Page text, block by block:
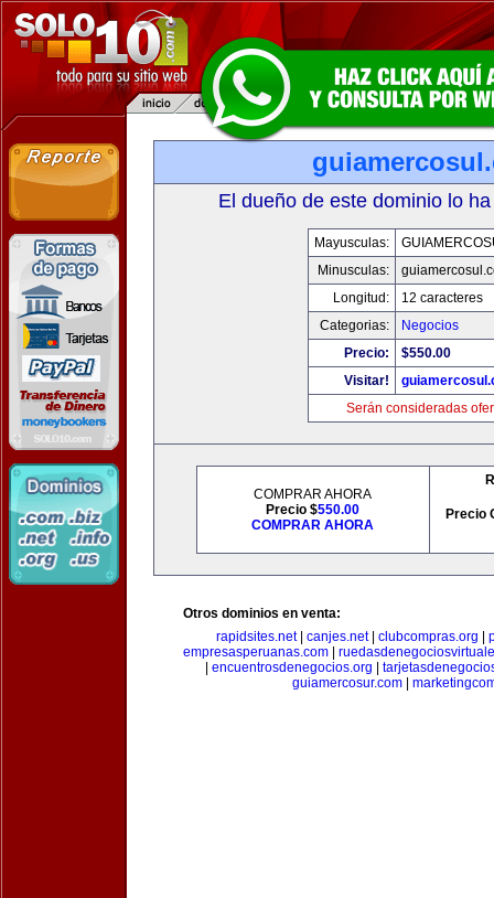
El dueño de este dominio lo
Mayusculas:
Minusculas:
Longitud:
12 caracteres
Categorias:
Negocios
Precio:
$550.00
Visitar!
Serán consideradas
COMPRAR AHORA
Precio $550.00
COMPRAR AHORA
Precio
Otros dominios en venta:
rapidsites.net| canjes.net| clubcompras.org
empresasperuanas.com
encuentrosdenegocios.org
guiamercosur.com